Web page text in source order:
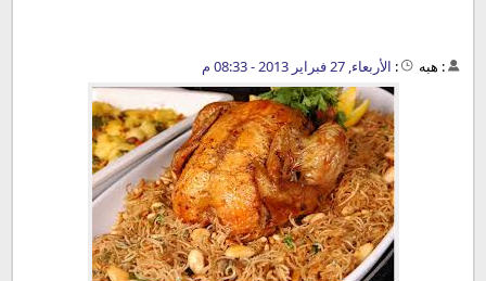
: هبه : الأربعاء, 27 فبراير 2013 - 08:33 م